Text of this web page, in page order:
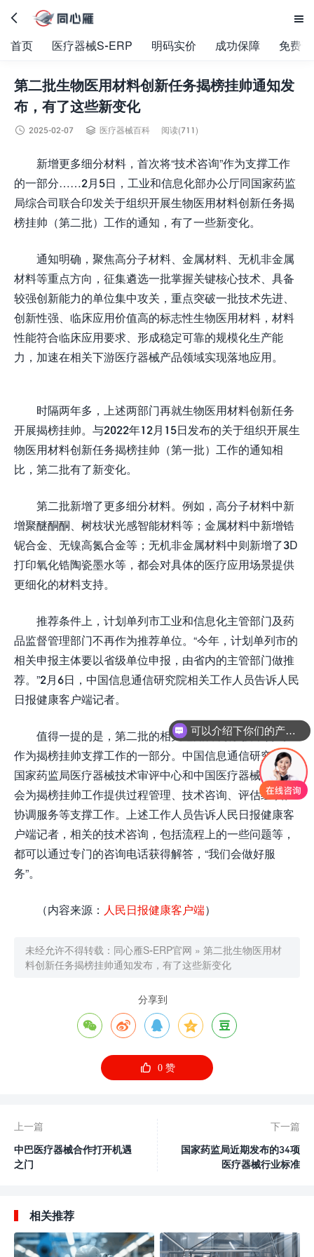
 
首页 医疗器械S-ERP 明码实价 成功保障 免费
第二批生物医用材料创新任务揭榜挂帅通知发
布，有了这些新变化
 2025-02-07  医疗器械百科 阅读(711)
新增更多细分材料，首次将“技术咨询”作为支撑工作
的一部分……2月5日，工业和信息化部办公厅同国家药监
局综合司联合印发关于组织开展生物医用材料创新任务揭
榜挂帅（第二批）工作的通知，有了一些新变化。
通知明确，聚焦高分子材料、金属材料、无机非金属
材料等重点方向，征集遴选一批掌握关键核心技术、具备
较强创新能力的单位集中攻关，重点突破一批技术先进、
创新性强、临床应用价值高的标志性生物医用材料，材料
性能符合临床应用要求、形成稳定可靠的规模化生产能
力，加速在相关下游医疗器械产品领域实现落地应用。
时隔两年多，上述两部门再就生物医用材料创新任务
开展揭榜挂帅。与2022年12月15日发布的关于组织开展生
物医用材料创新任务揭榜挂帅（第一批）工作的通知相
比，第二批有了新变化。
第二批新增了更多细分材料。例如，高分子材料中新
增聚醚酮酮、树枝状光感智能材料等；金属材料中新增锆
铌合金、无镍高氮合金等；无机非金属材料中则新增了3D
打印氧化锆陶瓷墨水等，都会对具体的医疗应用场景提供
更细化的材料支持。
推荐条件上，计划单列市工业和信息化主管部门及药
品监督管理部门不再作为推荐单位。“今年，计划单列市的
相关申报主体要以省级单位申报，由省内的主管部门做推
荐。”2月6日，中国信息通信研究院相关工作人员告诉人民
日报健康客户端记者。
值得一提的是，第二批的相关通知首次将“技术咨询”
作为揭榜挂帅支撑工作的一部分。中国信息通信研究院、
国家药监局医疗器械技术审评中心和中国医疗器械行业协
会为揭榜挂帅工作提供过程管理、技术咨询、评估组织、
协调服务等支撑工作。上述工作人员告诉人民日报健康客
户端记者，相关的技术咨询，包括流程上的一些问题等，
都可以通过专门的咨询电话获得解答，“我们会做好服
务”。
（内容来源： 人民日报健康客户端）
未经允许不得转载： 同心雁S-ERP官网 » 第二批生物医用材
料创新任务揭榜挂帅通知发布，有了这些新变化
分享到
    
 0赞
上一篇
中巴医疗器械合作打开机遇
之门
下一篇
国家药监局近期发布的34项
医疗器械行业标准
相关推荐
可以介绍下你们的产品么